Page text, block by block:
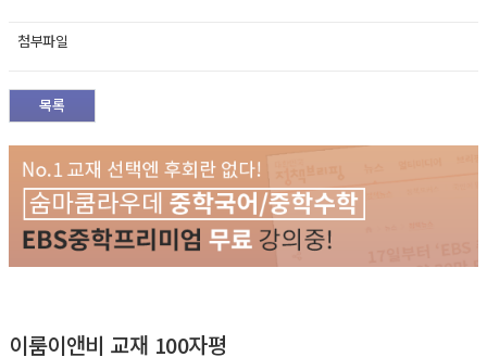
첨부파일
목록
이룸이앤비 교재 100자평